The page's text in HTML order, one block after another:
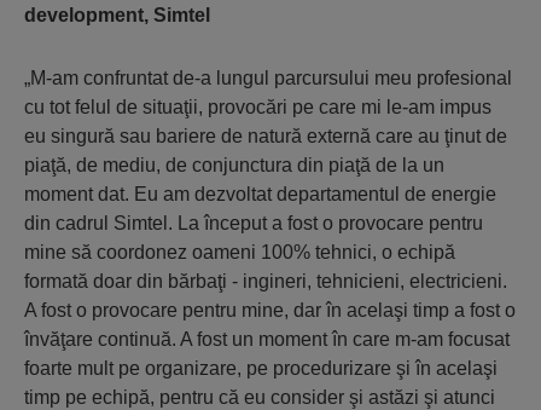
development, Simtel
„M-am confruntat de-a lungul parcursului meu profesional
cu tot felul de situaţii, provocări pe care mi le-am impus
eu singură sau bariere de natură externă care au ţinut de
piaţă, de mediu, de conjunctura din piaţă de la un
moment dat. Eu am dezvoltat departamentul de energie
din cadrul Simtel. La început a fost o provocare pentru
mine să coordonez oameni 100% tehnici, o echipă
formată doar din bărbaţi - ingineri, tehnicieni, electricieni.
A fost o provocare pentru mine, dar în acelaşi timp a fost o
învăţare continuă. A fost un moment în care m-am focusat
foarte mult pe organizare, pe procedurizare şi în acelaşi
timp pe echipă, pentru că eu consider şi astăzi şi atunci